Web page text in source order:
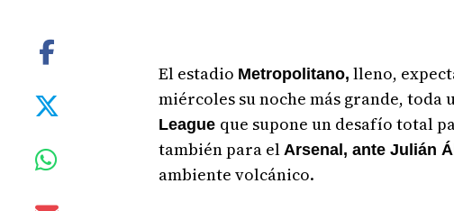
El estadio Metropolitano, lleno,
miércoles su noche más grande, toda
League que supone un desafío total
también para el Arsenal, ante Julián
ambiente volcánico.